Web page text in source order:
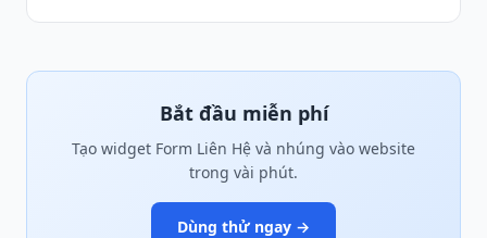
Bắt đầu miễn phí
Tạo widget Form Liên Hệ và nhúng vào website
trong vài phút.
Dùng thử ngay →